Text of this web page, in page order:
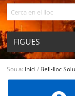
FIGUES
Sou a: Inici / Bell-lloc